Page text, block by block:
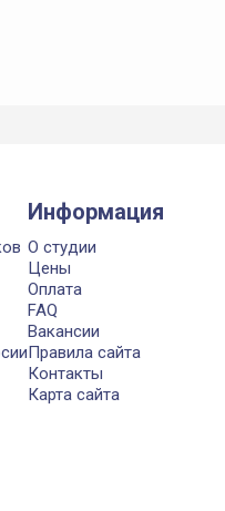
Информация
О студии
Цены
Оплата
FAQ
Вакансии
Правила сайта
Контакты
Карта сайта